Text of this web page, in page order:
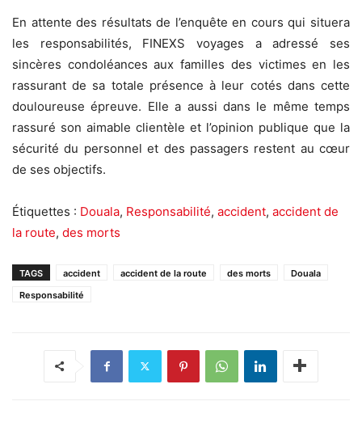
En attente des résultats de l’enquête en cours qui situera
les responsabilités, FINEXS voyages a adressé ses
sincères condoléances aux familles des victimes en les
rassurant de sa totale présence à leur cotés dans cette
douloureuse épreuve. Elle a aussi dans le même temps
rassuré son aimable clientèle et l’opinion publique que la
sécurité du personnel et des passagers restent au cœur
de ses objectifs.
Étiquettes : Douala, Responsabilité, accident, accident de
la route, des morts
TAGS accident accident de la route des morts
Douala
Responsabilité